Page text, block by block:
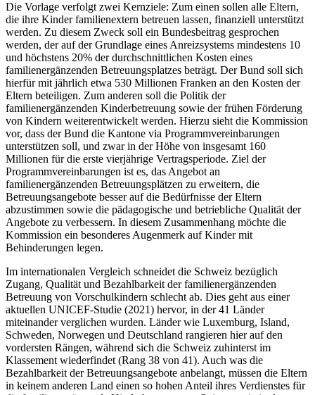
Die Vorlage verfolgt zwei Kernziele: Zum einen sollen alle Eltern,
die ihre Kinder familienextern betreuen lassen, finanziell unterstützt
werden. Zu diesem Zweck soll ein Bundesbeitrag gesprochen
werden, der auf der Grundlage eines Anreizsystems mindestens 10
und höchstens 20% der durchschnittlichen Kosten eines
familienergänzenden Betreuungsplatzes beträgt. Der Bund soll sich
hierfür mit jährlich etwa 530 Millionen Franken an den Kosten der
Eltern beteiligen. Zum anderen soll die Politik der
familienergänzenden Kinderbetreuung sowie der frühen Förderung
von Kindern weiterentwickelt werden. Hierzu sieht die Kommission
vor, dass der Bund die Kantone via Programmvereinbarungen
unterstützen soll, und zwar in der Höhe von insgesamt 160
Millionen für die erste vierjährige Vertragsperiode. Ziel der
Programmvereinbarungen ist es, das Angebot an
familienergänzenden Betreuungsplätzen zu erweitern, die
Betreuungsangebote besser auf die Bedürfnisse der Eltern
abzustimmen sowie die pädagogische und betriebliche Qualität der
Angebote zu verbessern. In diesem Zusammenhang möchte die
Kommission ein besonderes Augenmerk auf Kinder mit
Behinderungen legen.
Im internationalen Vergleich schneidet die Schweiz bezüglich
Zugang, Qualität und Bezahlbarkeit der familienergänzenden
Betreuung von Vorschulkindern schlecht ab. Dies geht aus einer
aktuellen UNICEF-Studie (2021) hervor, in der 41 Länder
miteinander verglichen wurden. Länder wie Luxemburg, Island,
Schweden, Norwegen und Deutschland rangieren hier auf den
vordersten Rängen, während sich die Schweiz zuhinterst im
Klassement wiederfindet (Rang 38 von 41). Auch was die
Bezahlbarkeit der Betreuungsangebote anbelangt, müssen die Eltern
in keinem anderen Land einen so hohen Anteil ihres Verdienstes für